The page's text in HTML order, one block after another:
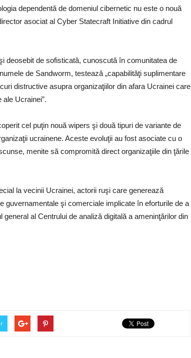
dependentă de domeniul cibernetic nu este o nouă
asociat al Cyber Statecraft Initiative din cadrul
deosebit de sofisticată, cunoscută în comunitatea de
de Sandworm, testează „capabilităţi suplimentare
distructive asupra organizaţiilor din afara Ucrainei care
Ucrainei”.
cel puţin nouă wipers şi două tipuri de variante de
ucrainene. Aceste evoluţii au fost asociate cu o
menite să compromită direct organizaţiile din ţările
la vecinii Ucrainei, actorii ruşi care generează
guvernamentale şi comerciale implicate în eforturile de a
al Centrului de analiză digitală a ameninţărilor din